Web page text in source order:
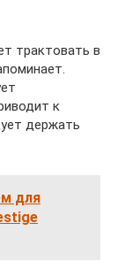
трактовать в
к
держать
для